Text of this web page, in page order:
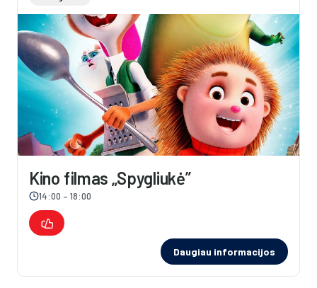
Kino filmas „Spygliukė”
14:00 – 18:00
Daugiau informacijos